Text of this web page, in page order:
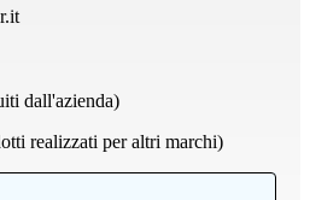
dall'azienda)
realizzati per altri marchi)